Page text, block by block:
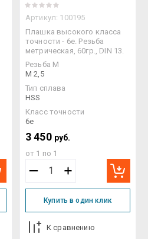
Артикул: 100195
Плашка высокого класса
точности - 6e. Резьба
метрическая, 60гр., DIN 13.
Резьба М
M 2,5
Тип сплава
HSS
Класс точности
6e
3 450 руб.
от 1 по 1
Купить в один клик
К сравнению